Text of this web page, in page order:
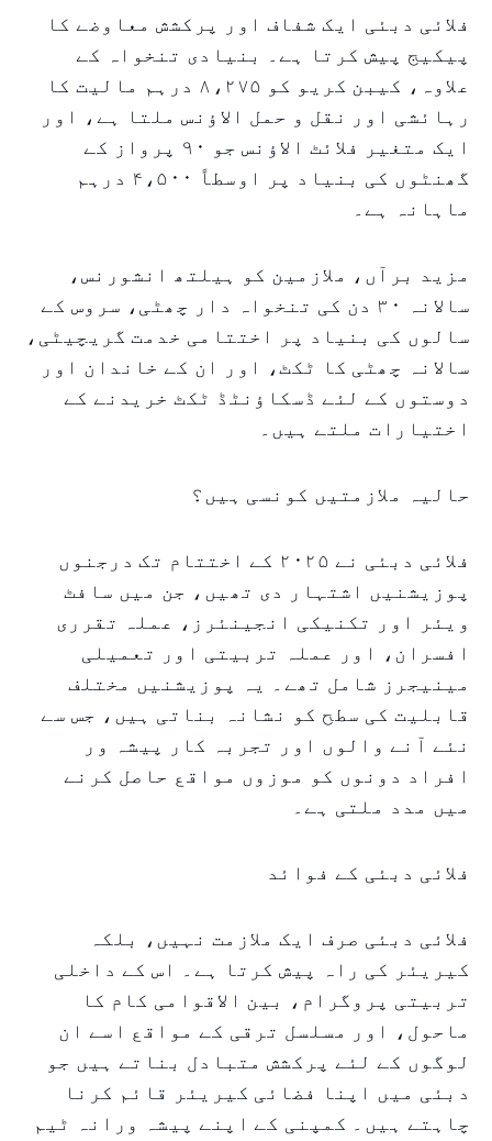
فلائی دبئی ایک شفاف اور پرکشش معاوضے کا
پیکیج پیش کرتا ہے۔ بنیادی تنخواہ کے
علاوہ، کیبن کریو کو ۸،۲۷۵ درہم مالیت کا
رہائشی اور نقل و حمل الاؤنس ملتا ہے، اور
ایک متغیر فلائٹ الاؤنس جو ۹۰ پرواز کے
گھنٹوں کی بنیاد پر اوسطاً ۴،۵۰۰ درہم
ماہانہ ہے۔
مزید برآں، ملازمین کو ہیلتھ انشورنس،
سالانہ ۳۰ دن کی تنخواہ دار چھٹی، سروس کے
سالوں کی بنیاد پر اختتامی خدمت گریچیٹی،
سالانہ چھٹی کا ٹکٹ، اور ان کے خاندان اور
دوستوں کے لئے ڈسکاؤنٹڈ ٹکٹ خریدنے کے
اختیارات ملتے ہیں۔
حالیہ ملازمتیں کونسی ہیں؟
فلائی دبئی نے ۲۰۲۵ کے اختتام تک درجنوں
پوزیشنیں اشتہار دی تھیں، جن میں سافٹ
ویئر اور تکنیکی انجینئرز، عملہ تقرری
افسران، اور عملہ تربیتی اور تعمیلی
مینیجرز شامل تھے۔ یہ پوزیشنیں مختلف
قابلیت کی سطح کو نشانہ بناتی ہیں، جس سے
نئے آنے والوں اور تجربہ کار پیشہ ور
افراد دونوں کو موزوں مواقع حاصل کرنے
میں مدد ملتی ہے۔
فلائی دبئی کے فوائد
فلائی دبئی صرف ایک ملازمت نہیں، بلکہ
کیریئر کی راہ پیش کرتا ہے۔ اس کے داخلی
تربیتی پروگرام، بین الاقوامی کام کا
ماحول، اور مسلسل ترقی کے مواقع اسے ان
لوگوں کے لئے پرکشش متبادل بناتے ہیں جو
دبئی میں اپنا فضائی کیریئر قائم کرنا
چاہتے ہیں۔ کمپنی کے اپنے پیشہ ورانہ ٹیم